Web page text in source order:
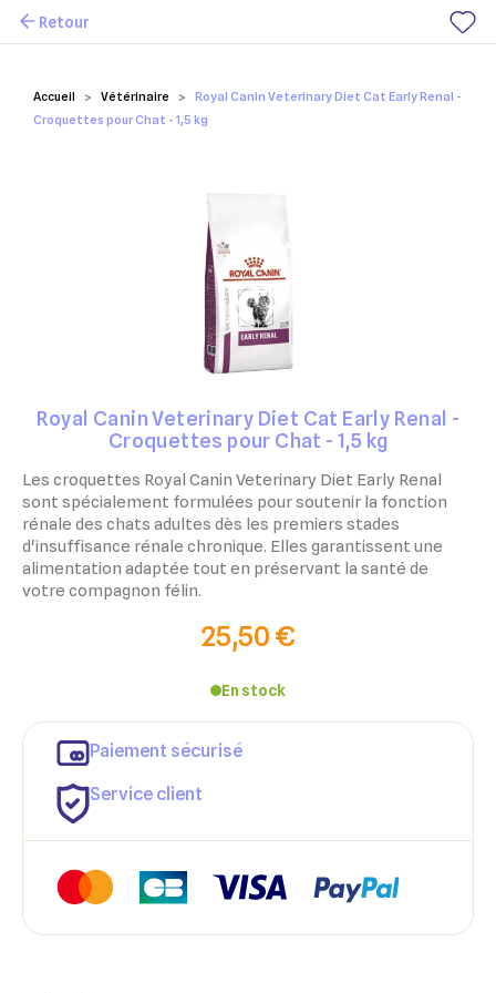
Mes favoris
Accueil Vétérinaire
Royal Canin Veterinary Diet Cat Early Renal -
Croquettes pour Chat - 1,5 kg
Retour
Royal Canin Veterinary Diet Cat Early Renal -
Croquettes pour Chat - 1,5 kg
Les croquettes Royal Canin Veterinary Diet Early Renal
sont spécialement formulées pour soutenir la fonction
rénale des chats adultes dès les premiers stades
d'insuffisance rénale chronique. Elles garantissent une
alimentation adaptée tout en préservant la santé de
votre compagnon félin.
25,50 €
En stock
Paiement sécurisé
Service client